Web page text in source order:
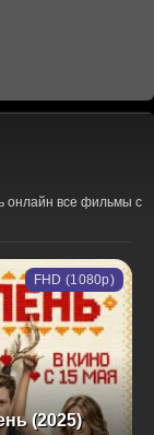
онлайн все фильмы с
(2025)
FHD (1080p)